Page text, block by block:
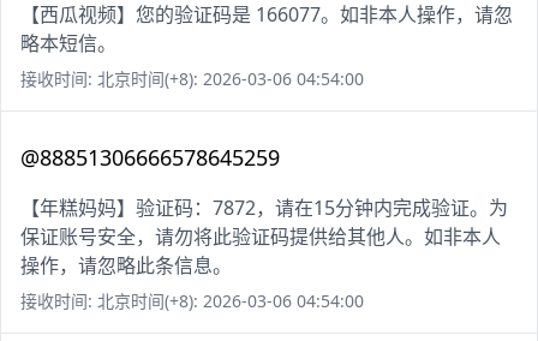
【西瓜视频】您的验证码是 166077。如非本人操作，请忽
略本短信。
接收时间: 北京时间(+8): 2026-03-06 04:54:00
@88851306666578645259
【年糕妈妈】验证码：7872，请在15分钟内完成验证。为
保证账号安全，请勿将此验证码提供给其他人。如非本人
操作，请忽略此条信息。
接收时间: 北京时间(+8): 2026-03-06 04:54:00